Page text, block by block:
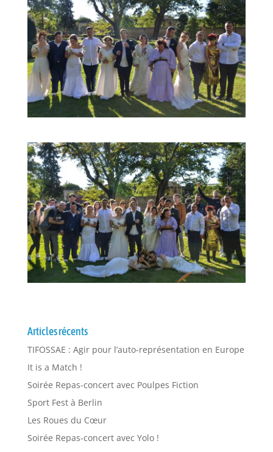
Articles récents
TIFOSSAE : Agir pour l’auto-représentation en Europe
It is a Match !
Soirée Repas-concert avec Poulpes Fiction
Sport Fest à Berlin
Les Roues du Cœur
Soirée Repas-concert avec Yolo !